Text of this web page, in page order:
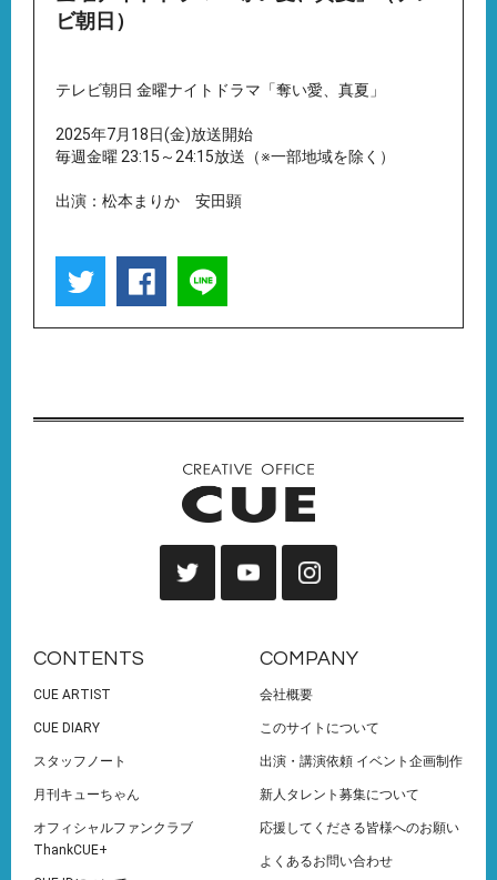
ビ朝日）
テレビ朝日 金曜ナイトドラマ「奪い愛、真夏」
2025年7月18日(金)放送開始
毎週金曜 23:15～24:15放送（※一部地域を除く）
出演：松本まりか 安田顕
CONTENTS
CUE ARTIST
CUE DIARY
スタッフノート
月刊キューちゃん
オフィシャルファンクラブ
ThankCUE+
COMPANY
会社概要
このサイトについて
出演・講演依頼 イベント企画制作
新人タレント募集について
応援してくださる皆様へのお願い
よくあるお問い合わせ